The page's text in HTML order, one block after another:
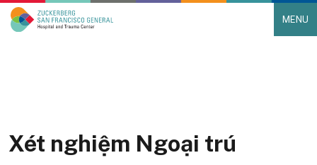
Main Navigation MENU
Xét nghiệm Ngoại trú